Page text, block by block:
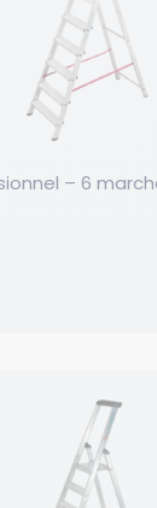
– 6